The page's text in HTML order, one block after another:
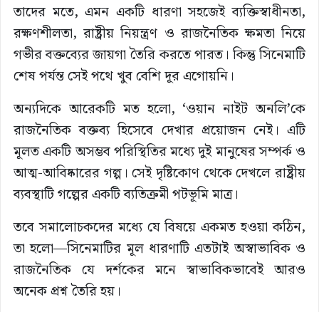
তাদের মতে, এমন একটি ধারণা সহজেই ব্যক্তিস্বাধীনতা,
রক্ষণশীলতা, রাষ্ট্রীয় নিয়ন্ত্রণ ও রাজনৈতিক ক্ষমতা নিয়ে
গভীর বক্তব্যের জায়গা তৈরি করতে পারত। কিন্তু সিনেমাটি
শেষ পর্যন্ত সেই পথে খুব বেশি দূর এগোয়নি।
অন্যদিকে আরেকটি মত হলো, ‘ওয়ান নাইট অনলি’কে
রাজনৈতিক বক্তব্য হিসেবে দেখার প্রয়োজন নেই। এটি
মূলত একটি অসম্ভব পরিস্থিতির মধ্যে দুই মানুষের সম্পর্ক ও
আত্ম-আবিষ্কারের গল্প। সেই দৃষ্টিকোণ থেকে দেখলে রাষ্ট্রীয়
ব্যবস্থাটি গল্পের একটি ব্যতিক্রমী পটভূমি মাত্র।
তবে সমালোচকদের মধ্যে যে বিষয়ে একমত হওয়া কঠিন,
তা হলো—সিনেমাটির মূল ধারণাটি এতটাই অস্বাভাবিক ও
রাজনৈতিক যে দর্শকের মনে স্বাভাবিকভাবেই আরও
অনেক প্রশ্ন তৈরি হয়।